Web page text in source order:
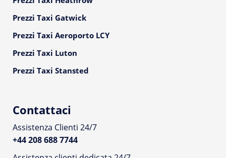
Prezzi Taxi Gatwick
Prezzi Taxi Aeroporto LCY
Prezzi Taxi Luton
Prezzi Taxi Stansted
Contattaci
Assistenza Clienti 24/7
+44 208 688 7744